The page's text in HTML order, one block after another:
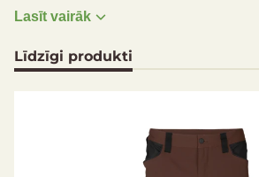
rāvējslēdzēju, lai no tām nekas
aktivitātes laikā. Labajā kabatā
četrām aptverēm. Potīšu zonā
ceļgaliem. Jostas kreisajā pusē
kaut ko piekarināt, lai atbrīvotu
Lasīt vairāk
Līdzīgi produkti